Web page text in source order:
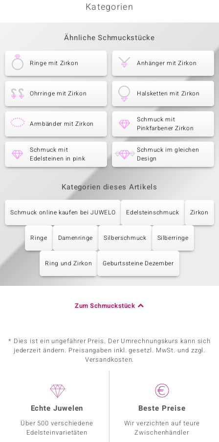
Kategorien
Ähnliche Schmuckstücke
Ringe mit Zirkon Anhänger mit Zirkon
Ohrringe mit Zirkon Halsketten mit Zirkon
Armbänder mit Zirkon
Schmuck mit
Pinkfarbener Zirkon
Schmuck mit
Edelsteinen in pink
Schmuck im gleichen
Design
Kategorien dieses Artikels
Schmuck online kaufen bei JUWELO Edelsteinschmuck Zirkon
Ringe Damenringe Silberschmuck Silberringe
Ring und Zirkon Geburtssteine Dezember
Zum Schmuckstück
* Dies ist ein ungefährer Preis. Der Umrechnungskurs kann sich
jederzeit ändern. Preisangaben inkl. gesetzl. MwSt. und zzgl.
Versandkosten.
Echte Juwelen
Über 500 verschiedene
Edelsteinvarietäten
Beste Preise
Wir verzichten auf teure
Zwischenhändler